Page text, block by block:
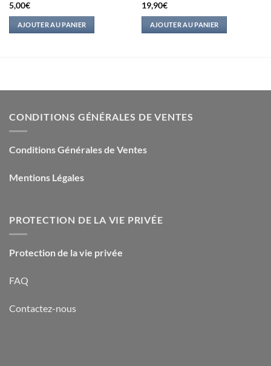
5,00€
AJOUTER AU PANIER
19,90€
AJOUTER AU PANIER
CONDITIONS GÉNÉRALES DE VENTES
Conditions Générales de Ventes
Mentions Légales
PROTECTION DE LA VIE PRIVÉE
Protection de la vie privée
FAQ
Contactez-nous